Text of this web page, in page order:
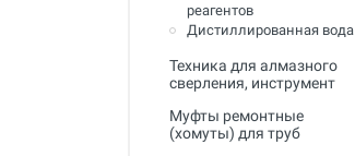
Алмазные диски
Плиткорезы
Сверлильные станки
Фаскосъемные станки
реагентов
Дистиллированная вода
Техника для алмазного
сверления, инструмент
Муфты ремонтные
(хомуты) для труб